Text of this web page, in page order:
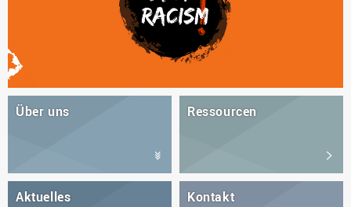
Über uns Ressourcen
Aktuelles Kontakt